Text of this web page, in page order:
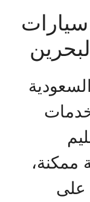
ممكنة،
على